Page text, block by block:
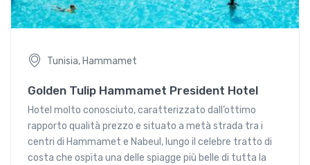
Tunisia, Hammamet
Golden Tulip Hammamet President Hotel
Hotel molto conosciuto, caratterizzato dall’ottimo
rapporto qualità prezzo e situato a metà strada tra i
centri di Hammamet e Nabeul, lungo il celebre tratto di
costa che ospita una delle spiagge più belle di tutta la